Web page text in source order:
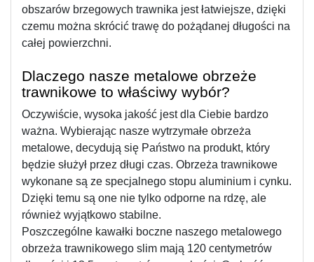
obszarów brzegowych trawnika jest łatwiejsze, dzięki
czemu można skrócić trawę do pożądanej długości na
całej powierzchni.
Dlaczego nasze metalowe obrzeże
trawnikowe to właściwy wybór?
Oczywiście, wysoka jakość jest dla Ciebie bardzo
ważna. Wybierając nasze wytrzymałe obrzeża
metalowe, decydują się Państwo na produkt, który
będzie służył przez długi czas. Obrzeża trawnikowe
wykonane są ze specjalnego stopu aluminium i cynku.
Dzięki temu są one nie tylko odporne na rdzę, ale
również wyjątkowo stabilne.
Poszczególne kawałki boczne naszego metalowego
obrzeża trawnikowego slim mają 120 centymetrów